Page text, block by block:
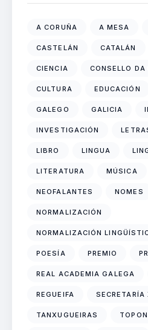
A CORUÑA A MESA
CASTELÁN CATALÁN
CIENCIA CONSELLO DA
CULTURA EDUCACIÓN
GALEGO GALICIA
INVESTIGACIÓN
LIBRO LINGUA
LITERATURA MÚSICA
NEOFALANTES NOMES
NORMALIZACIÓN
NORMALIZACIÓN
POESÍA PREMIO
REAL ACADEMIA GALEGA
REGUEIFA SECRETARÍA
TANXUGUEIRAS